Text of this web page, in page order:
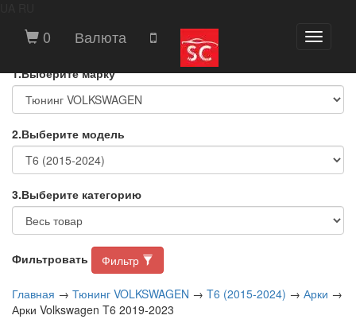
Toggle
0 Валюта
ВЫБЕРИТЕ МАРКУ И МОДЕЛЬ
АВТОМОБИЛЯ
1.Выберите марку
2.Выберите модель
3.Выберите категорию
Фильтровать Фильтр
Главная → Тюнинг VOLKSWAGEN → T6 (2015-2024) → Арки →
Арки Volkswagen T6 2019-2023